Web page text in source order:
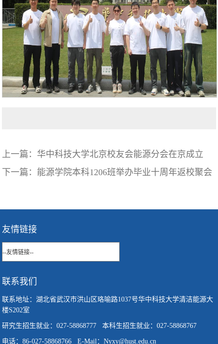
上一篇： 华中科技大学北京校友会能源分会在京成立
下一篇： 能源学院本科1206班举办毕业十周年返校聚会
友情链接
联系我们
联系地址：湖北省武汉市洪山区珞喻路1037号华中科技大学清洁能源大
楼S202室
研究生招生就业：027-58868777 本科生招生就业：027-58868767
电话：86-027-58868766 E-Mail：Nyxy@hust.edu.cn